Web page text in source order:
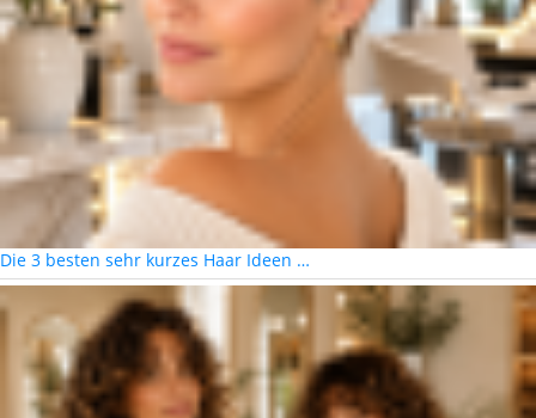
Die 3 besten sehr kurzes Haar Ideen …